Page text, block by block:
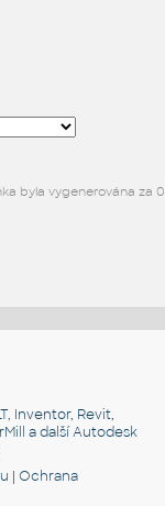
byla vygenerována za
Inventor, Revit,
a další Autodesk
|Ochrana